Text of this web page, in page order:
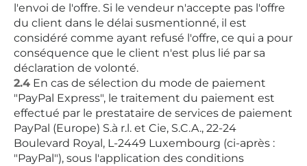
l'envoi de l'offre. Si le vendeur n'accepte pas l'offre
du client dans le délai susmentionné, il est
considéré comme ayant refusé l'offre, ce qui a pour
conséquence que le client n'est plus lié par sa
déclaration de volonté.
2.4 En cas de sélection du mode de paiement
"PayPal Express", le traitement du paiement est
effectué par le prestataire de services de paiement
PayPal (Europe) S.à r.l. et Cie, S.C.A., 22-24
Boulevard Royal, L-2449 Luxembourg (ci-après :
"PayPal"), sous l'application des conditions